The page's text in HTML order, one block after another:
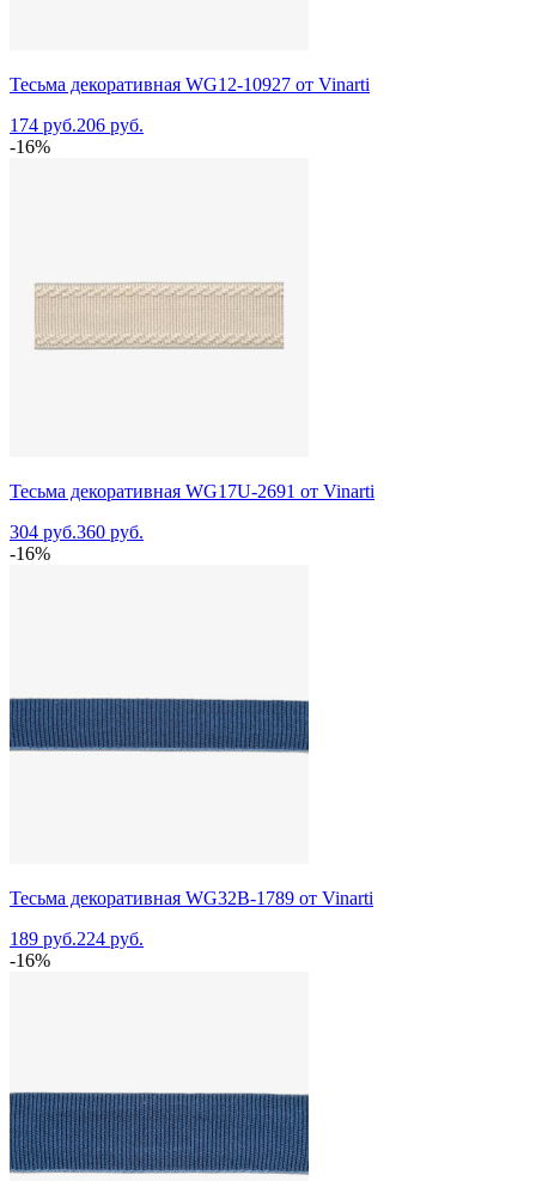
Тесьма декоративная WG12-10927 от Vinarti
174 руб.206 руб.
-16%
Тесьма декоративная WG17U-2691 от Vinarti
304 руб.360 руб.
-16%
Тесьма декоративная WG32B-1789 от Vinarti
189 руб.224 руб.
-16%